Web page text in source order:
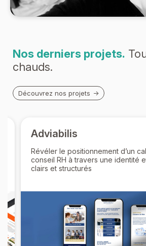
Nos derniers projets.
chauds.
Découvrez nos projets
Adviabilis
Révéler le positionnement d’un
conseil RH à travers une identité
clairs et structurés